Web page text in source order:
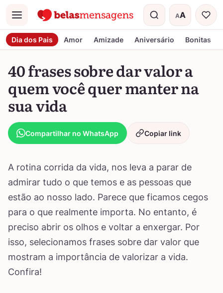
Menu AA
Tamanho do
Dia dos Pais Amor Amizade Aniversário Bonitas
40 frases sobre dar valor a
quem você quer manter na
sua vida
Compartilhar no WhatsApp Copiar link
A rotina corrida da vida, nos leva a parar de
admirar tudo o que temos e as pessoas que
estão ao nosso lado. Parece que ficamos cegos
para o que realmente importa. No entanto, é
preciso abrir os olhos e voltar a enxergar. Por
isso, selecionamos frases sobre dar valor que
mostram a importância de valorizar a vida.
Confira!